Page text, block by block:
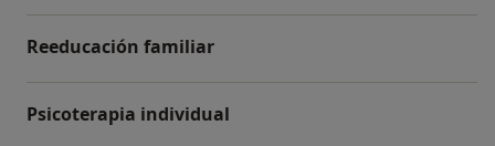
Reeducación familiar
Psicoterapia individual